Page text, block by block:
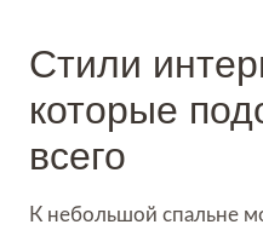
Стили
которые
всего
К небольшой спальне